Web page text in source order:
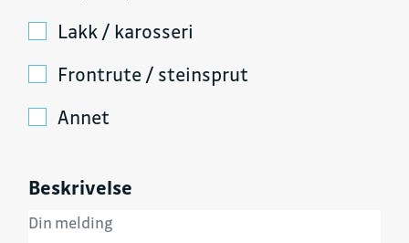
Lakk / karosseri
Frontrute / steinsprut
Annet
Beskrivelse